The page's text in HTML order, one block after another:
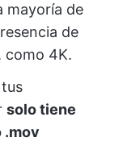
mayoría de
de
como 4K.
solo tiene
.mov